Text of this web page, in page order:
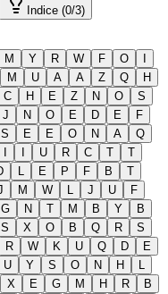
Indice (0/3)
M Y R W F O
I
M U A A Z Q
H
C H E Z N O
S
J N O E D E
F
S E E O N A
Q
I I U R C T
T
L E P F B
T
M W L J U
F
G N T M B Y
B
S X O B Q R
S
R W K U Q D
E
U Y S O N H
L
X E G M H R
B